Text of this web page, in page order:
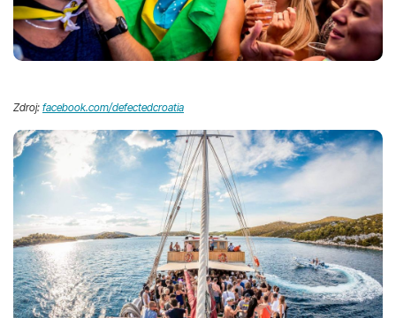
Zdroj: facebook.com/defectedcroatia